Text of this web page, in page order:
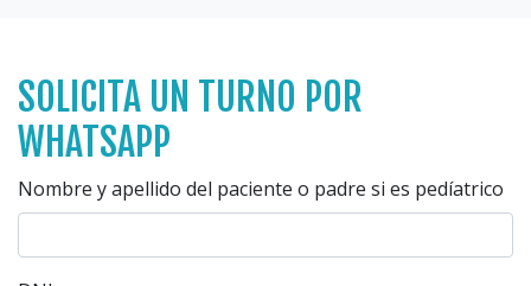
SOLICITA UN TURNO POR
WHATSAPP
Nombre y apellido del paciente o padre si es pedíatrico